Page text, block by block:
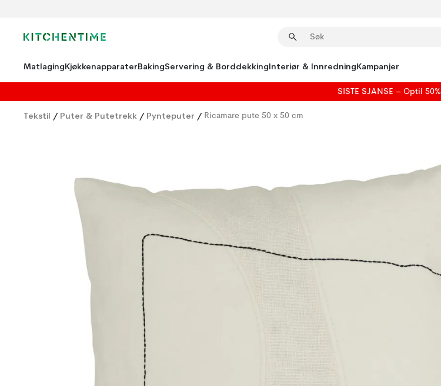
MatlagingKjøkkenapparaterBakingServering & BorddekkingInteriør & InnredningKampanjer
SISTE SJANSE – Optil 50%
Tekstil / Puter & Putetrekk / Pynteputer / Ricamare pute 50 x 50 cm